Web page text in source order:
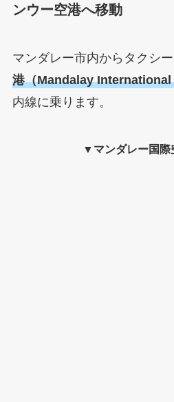
ンウー空港へ移動
マンダレー市内からタクシ
港（Mandalay
内線に乗ります。
▼マンダレー国際